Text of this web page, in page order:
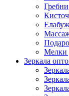
Гребни
Мелки
Зеркала